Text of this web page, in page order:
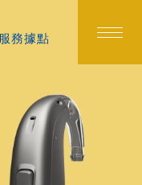
服務據點